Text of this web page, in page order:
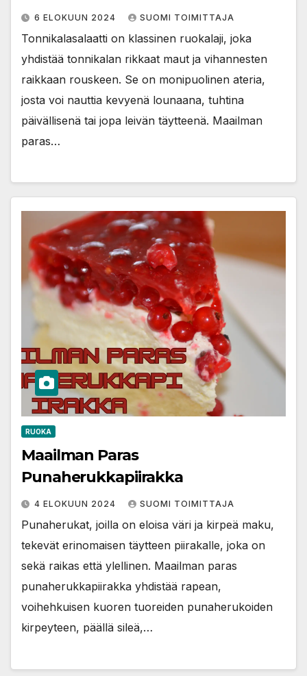
6 ELOKUUN 2024 SUOMI TOIMITTAJA
Tonnikalasalaatti on klassinen ruokalaji, joka
yhdistää tonnikalan rikkaat maut ja vihannesten
raikkaan rouskeen. Se on monipuolinen ateria,
josta voi nauttia kevyenä lounaana, tuhtina
päivällisenä tai jopa leivän täytteenä. Maailman
paras…
RUOKA
Maailman Paras
Punaherukkapiirakka
4 ELOKUUN 2024 SUOMI TOIMITTAJA
Punaherukat, joilla on eloisa väri ja kirpeä maku,
tekevät erinomaisen täytteen piirakalle, joka on
sekä raikas että ylellinen. Maailman paras
punaherukkapiirakka yhdistää rapean,
voihehkuisen kuoren tuoreiden punaherukoiden
kirpeyteen, päällä sileä,…